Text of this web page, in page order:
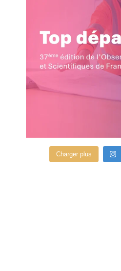
Charger plus